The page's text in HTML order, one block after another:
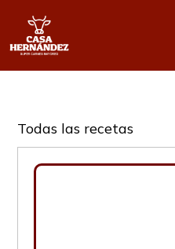
Todas las recetas